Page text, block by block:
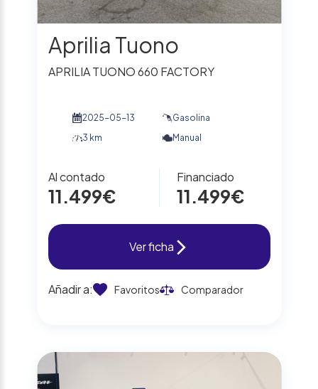
Aprilia Tuono
APRILIA TUONO 660 FACTORY
2025-05-13
Gasolina
3 km
Manual
Al contado
11.499€
Financiado
11.499€
Ver ficha
Añadir a: Favoritos Comparador